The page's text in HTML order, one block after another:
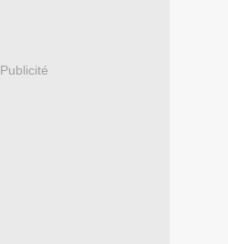
Publicité